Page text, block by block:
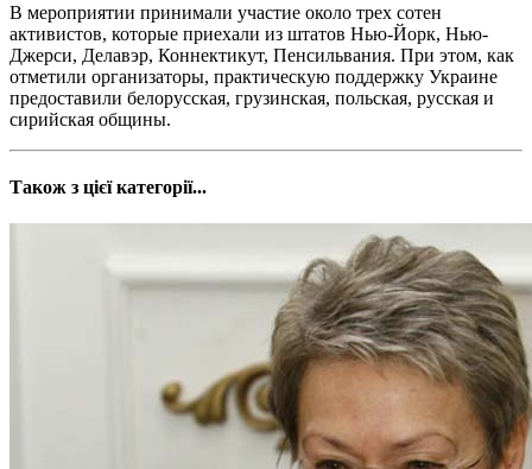
В мероприятии принимали участие около трех сотен
активистов, которые приехали из штатов Нью-Йорк, Нью-
Джерси, Делавэр, Коннектикут, Пенсильвания. При этом, как
отметили организаторы, практическую поддержку Украине
предоставили белорусская, грузинская, польская, русская и
сирийская общины.
Також з цієї категорії...